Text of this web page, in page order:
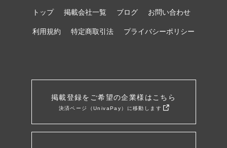
トップ 掲載会社一覧 ブログ お問い合わせ
利用規約 特定商取引法 プライバシーポリシー
掲載登録をご希望の企業様はこちら
決済ページ（UnivaPay）に移動します